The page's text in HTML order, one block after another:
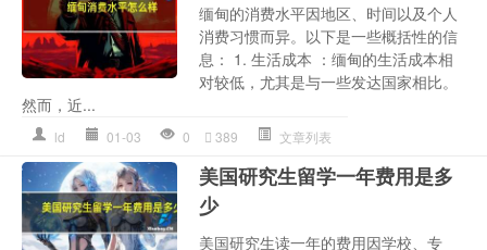
缅甸的消费水平因地区、时间以及个人
消费习惯而异。以下是一些概括性的信
息： 1. 生活成本 ：缅甸的生活成本相
对较低，尤其是与一些发达国家相比。
然而，近...
ld 01-03 0 389 文章列表
美国研究生留学一年费用是多
少
美国研究生读一年的费用因学校、专